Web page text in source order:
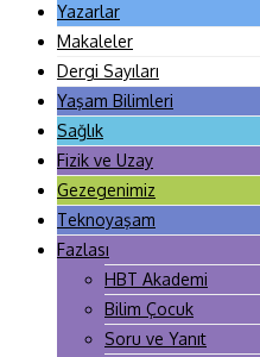
Yazarlar
Makaleler
Dergi Sayıları
Yaşam Bilimleri
Sağlık
Fizik ve Uzay
Gezegenimiz
Teknoyaşam
Fazlası
HBT Akademi
Bilim Çocuk
Soru ve Yanıt